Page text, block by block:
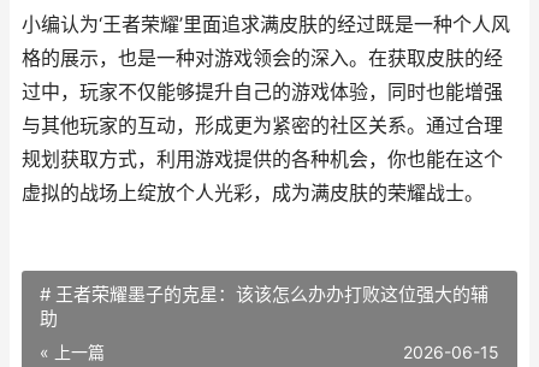
小编认为‘王者荣耀’里面追求满皮肤的经过既是一种个人风
格的展示，也是一种对游戏领会的深入。在获取皮肤的经
过中，玩家不仅能够提升自己的游戏体验，同时也能增强
与其他玩家的互动，形成更为紧密的社区关系。通过合理
规划获取方式，利用游戏提供的各种机会，你也能在这个
虚拟的战场上绽放个人光彩，成为满皮肤的荣耀战士。
# 王者荣耀墨子的克星：该该怎么办办打败这位强大的辅
助
« 上一篇 2026-06-15